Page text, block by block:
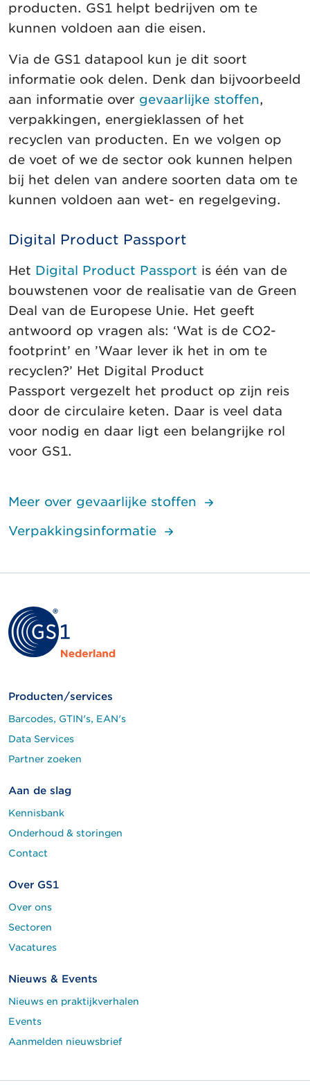
producten. GS1 helpt bedrijven om te
kunnen voldoen aan die eisen.
Via de GS1 datapool kun je dit soort
informatie ook delen. Denk dan bijvoorbeeld
aan informatie over gevaarlijke stoffen,
verpakkingen, energieklassen of het
recyclen van producten. En we volgen op
de voet of we de sector ook kunnen helpen
bij het delen van andere soorten data om te
kunnen voldoen aan wet- en regelgeving.
Digital Product Passport
Het Digital Product Passport is één van de
bouwstenen voor de realisatie van de Green
Deal van de Europese Unie. Het geeft
antwoord op vragen als: ‘Wat is de CO2-
footprint’ en ’Waar lever ik het in om te
recyclen?’ Het Digital Product
Passport vergezelt het product op zijn reis
door de circulaire keten. Daar is veel data
voor nodig en daar ligt een belangrijke rol
voor GS1.
Meer over gevaarlijke stoffen
Verpakkingsinformatie
Producten/services
Barcodes, GTIN's, EAN's
Data Services
Partner zoeken
Aan de slag
Kennisbank
Onderhoud & storingen
Contact
Over GS1
Over ons
Sectoren
Vacatures
Nieuws & Events
Nieuws en praktijkverhalen
Events
Aanmelden nieuwsbrief